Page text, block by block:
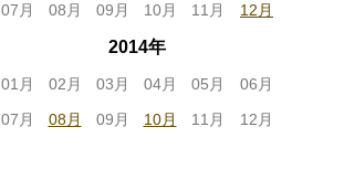
07月
08月 09月 10月 11月 12月
2014年
01月 02月 03月 04月 05月
06月
07月
08月 09月 10月 11月 12月